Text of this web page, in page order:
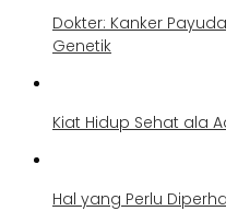
Dokter: Kanker
Genetik
Kiat Hidup Sehat ala
Hal yang Perlu